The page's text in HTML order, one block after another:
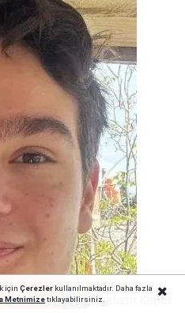
için Çerezlerkullanılmaktadır. Daha fazla
Metnimizetıklayabilirsiniz.Reklamı Kapat